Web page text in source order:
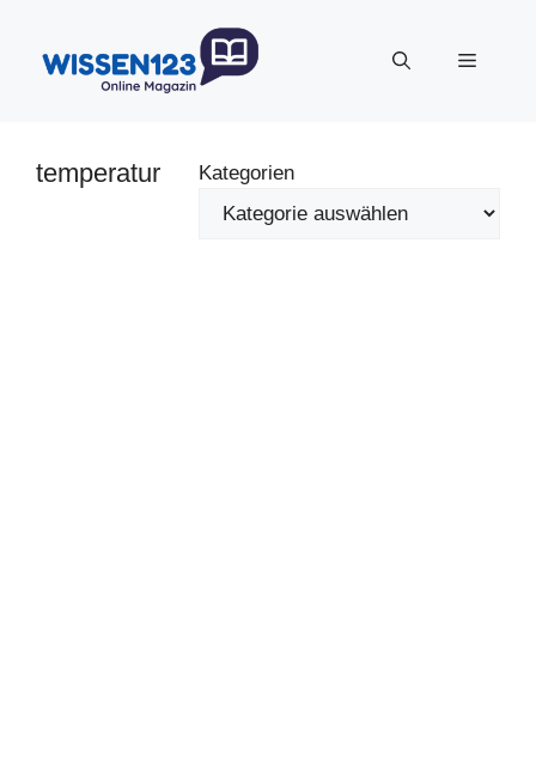
springen
Menü
temperatur Kategorien